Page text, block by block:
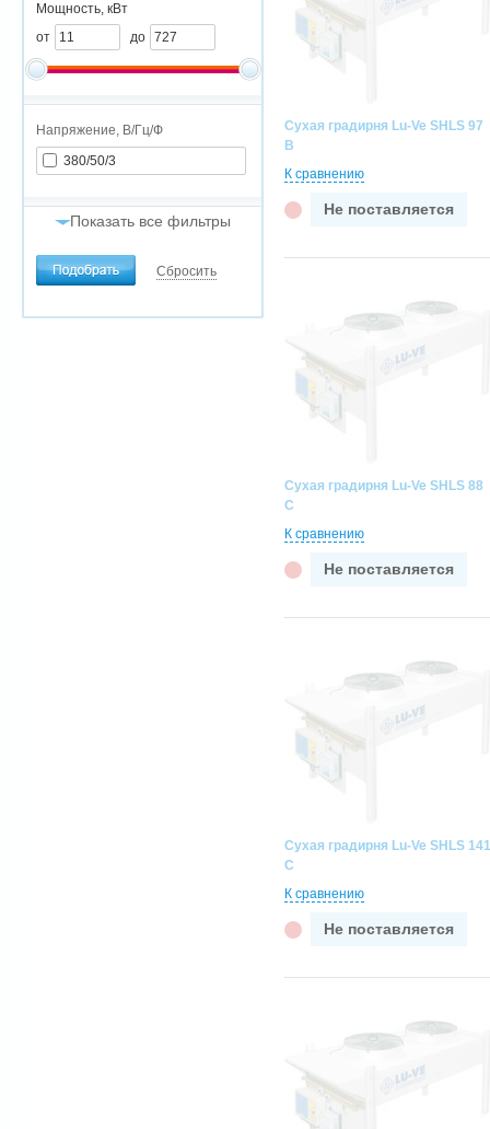
Мощность, кВт
от
до
Напряжение, В/Гц/Ф
380/50/3
Показать все фильтры
Воздухообмен, м3/час
от
до
Сбросить
Сухая градирня Lu-Ve SHLS 97
B
К сравнению
Не поставляется
Сухая градирня Lu-Ve SHLS 88
C
К сравнению
Не поставляется
Сухая градирня Lu-Ve SHLS 141
C
К сравнению
Не поставляется